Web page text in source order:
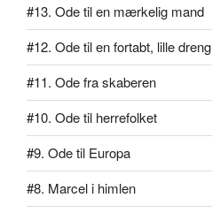
#13. Ode til en mærkelig mand
#12. Ode til en fortabt, lille dreng
#11. Ode fra skaberen
#10. Ode til herrefolket
#9. Ode til Europa
#8. Marcel i himlen